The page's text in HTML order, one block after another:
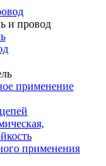
и провод
применение
применения